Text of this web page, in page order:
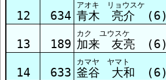
12 634
アオキ リョウスケ
青木 亮介 (6)
13 189
カク ユウスケ
加来 友亮 (6)
14 633
カマヤ ヤマト
釜谷 大和 (6)